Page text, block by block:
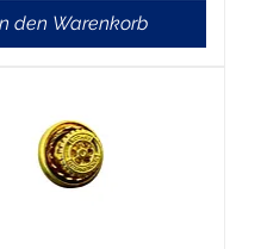
den Warenkorb